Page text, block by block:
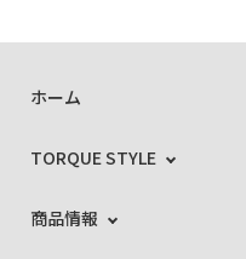
ホーム
TORQUE STYLE
商品情報